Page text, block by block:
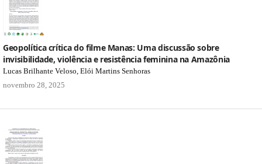
Geopolítica crítica do filme Manas: Uma discussão sobre
invisibilidade, violência e resistência feminina na Amazônia
Lucas Brilhante Veloso, Elói Martins Senhoras
novembro 28, 2025